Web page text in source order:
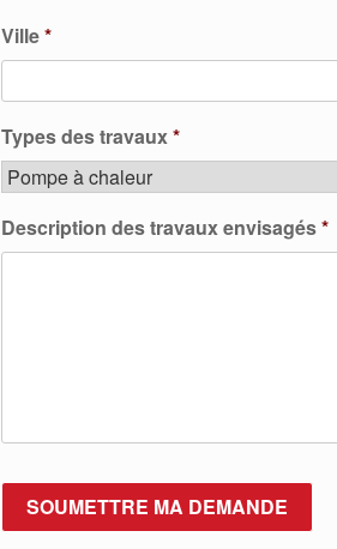
Ville*
Types des travaux*
Description des travaux envisagés*